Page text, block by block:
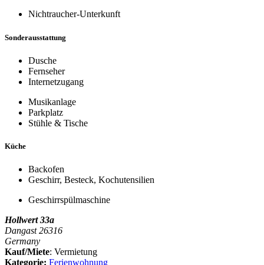
Nichtraucher-Unterkunft
Sonderausstattung
Dusche
Fernseher
Internetzugang
Musikanlage
Parkplatz
Stühle & Tische
Küche
Backofen
Geschirr, Besteck, Kochutensilien
Geschirrspülmaschine
Hollwert 33a
Dangast 26316
Germany
Kauf/Miete: Vermietung
Kategorie: Ferienwohnung